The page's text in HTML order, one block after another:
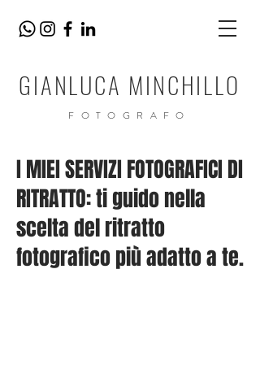
GIANLUCA MINCHILLO
FOTOGRAFO
I MIEI SERVIZI FOTOGRAFICI DI
RITRATTO: ti guido nella
scelta del ritratto
fotografico più adatto a te.